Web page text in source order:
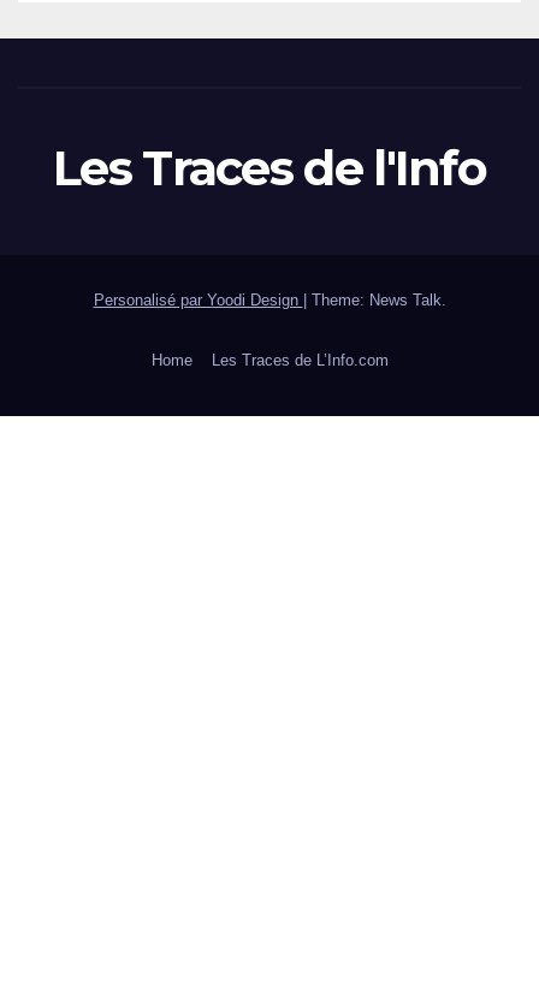
Les Traces de l'Info
Personalisé par Yoodi Design Theme: News Talk.
Home Les Traces de L’Info.com